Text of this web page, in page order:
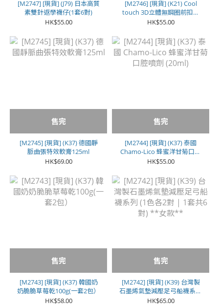
[M2747] [現貨] (J79) 日本高質
素雙針返學襪仔(1套6對)
HK$55.00
[M2746] [現貨] (K21) Cool
touch 3D立體無鋼圈前扣舒
適 Bra
HK$55.00
售完
[M2745] [現貨] (K37) 德國靜
脈曲張特效軟膏125ml
HK$69.00
售完
[M2744] [現貨] (K37) 泰國
Chamo-Lico 蜂蜜洋甘菊口腔
噴劑 (20ml)
HK$55.00
售完
[M2743] [現貨] (K37) 韓國奶
奶脆脆草莓乾100g(一套2包）
HK$58.00
售完
[M2742] [現貨] (K39) 台灣製
石墨烯氣墊減壓足弓船襪系列
(1色各2對 | 1套共6對) **女
HK$65.00